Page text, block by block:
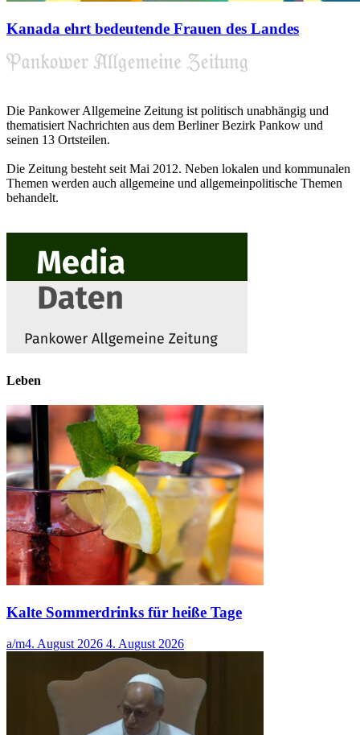
Kanada ehrt bedeutende Frauen des Landes
Die Pankower Allgemeine Zeitung ist politisch unabhängig und
thematisiert Nachrichten aus dem Berliner Bezirk Pankow und
seinen 13 Ortsteilen.
Die Zeitung besteht seit Mai 2012. Neben lokalen und kommunalen
Themen werden auch allgemeine und allgemeinpolitische Themen
behandelt.
Leben
Kalte Sommerdrinks für heiße Tage
a/m4. August 2026 4. August 2026